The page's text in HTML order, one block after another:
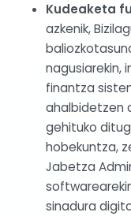
Kudeaketa
azkenik,
nagusiarekin,
finantza
ahalbidetzen
gehituko
hobekuntza,
Jabetza
sinadura